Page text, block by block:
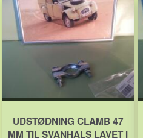
UDSTØDNING CLAMB 47
MM TIL SVANHALS LAVET I